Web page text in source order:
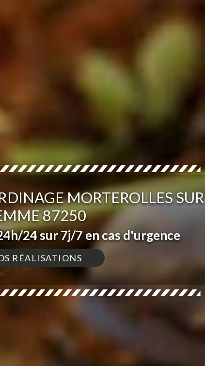
MORTEROLLES SUR
87250
24 sur 7j/7 en cas d'urgence
RÉALISATIONS